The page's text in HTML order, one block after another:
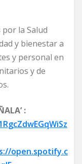
por la Salud
y bienestar a
y personal en
y de
:
open.spotify.c